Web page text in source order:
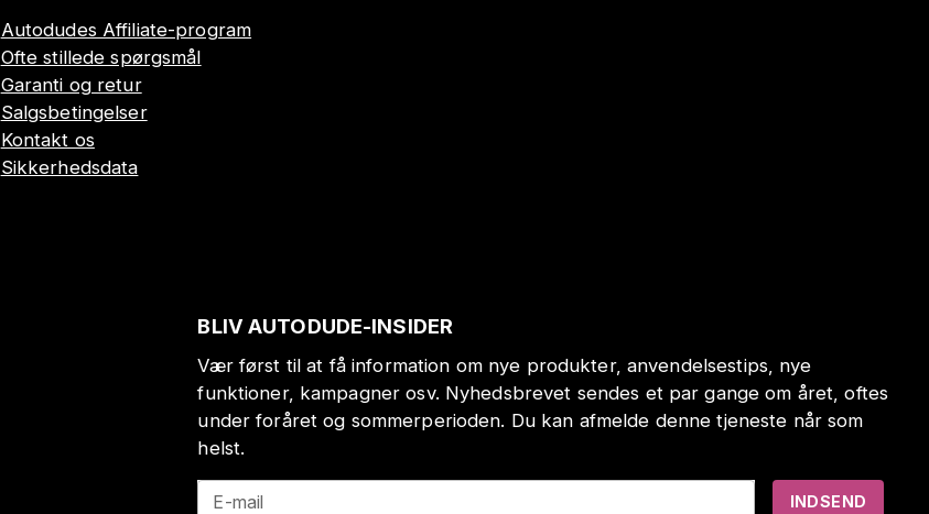
Autodudes Affiliate-program
Ofte stillede spørgsmål
Garanti og retur
Salgsbetingelser
Kontakt os
Sikkerhedsdata
BLIV AUTODUDE-INSIDER
Vær først til at få information om nye produkter, anvendelsestips, nye
funktioner, kampagner osv. Nyhedsbrevet sendes et par gange om året, oftes
under foråret og sommerperioden. Du kan afmelde denne tjeneste når som
helst.
E-mail INDSEND